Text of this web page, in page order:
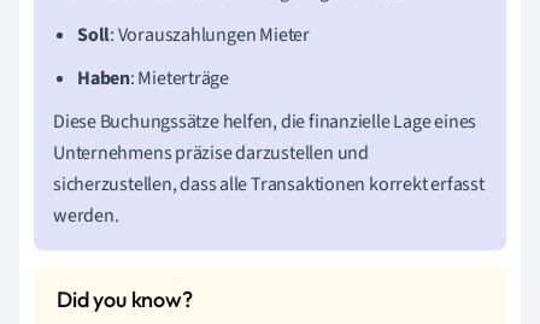
Soll: Vorauszahlungen Mieter
Haben: Mieterträge
Diese Buchungssätze helfen, die finanzielle Lage eines
Unternehmens präzise darzustellen und
sicherzustellen, dass alle Transaktionen korrekt erfasst
werden.